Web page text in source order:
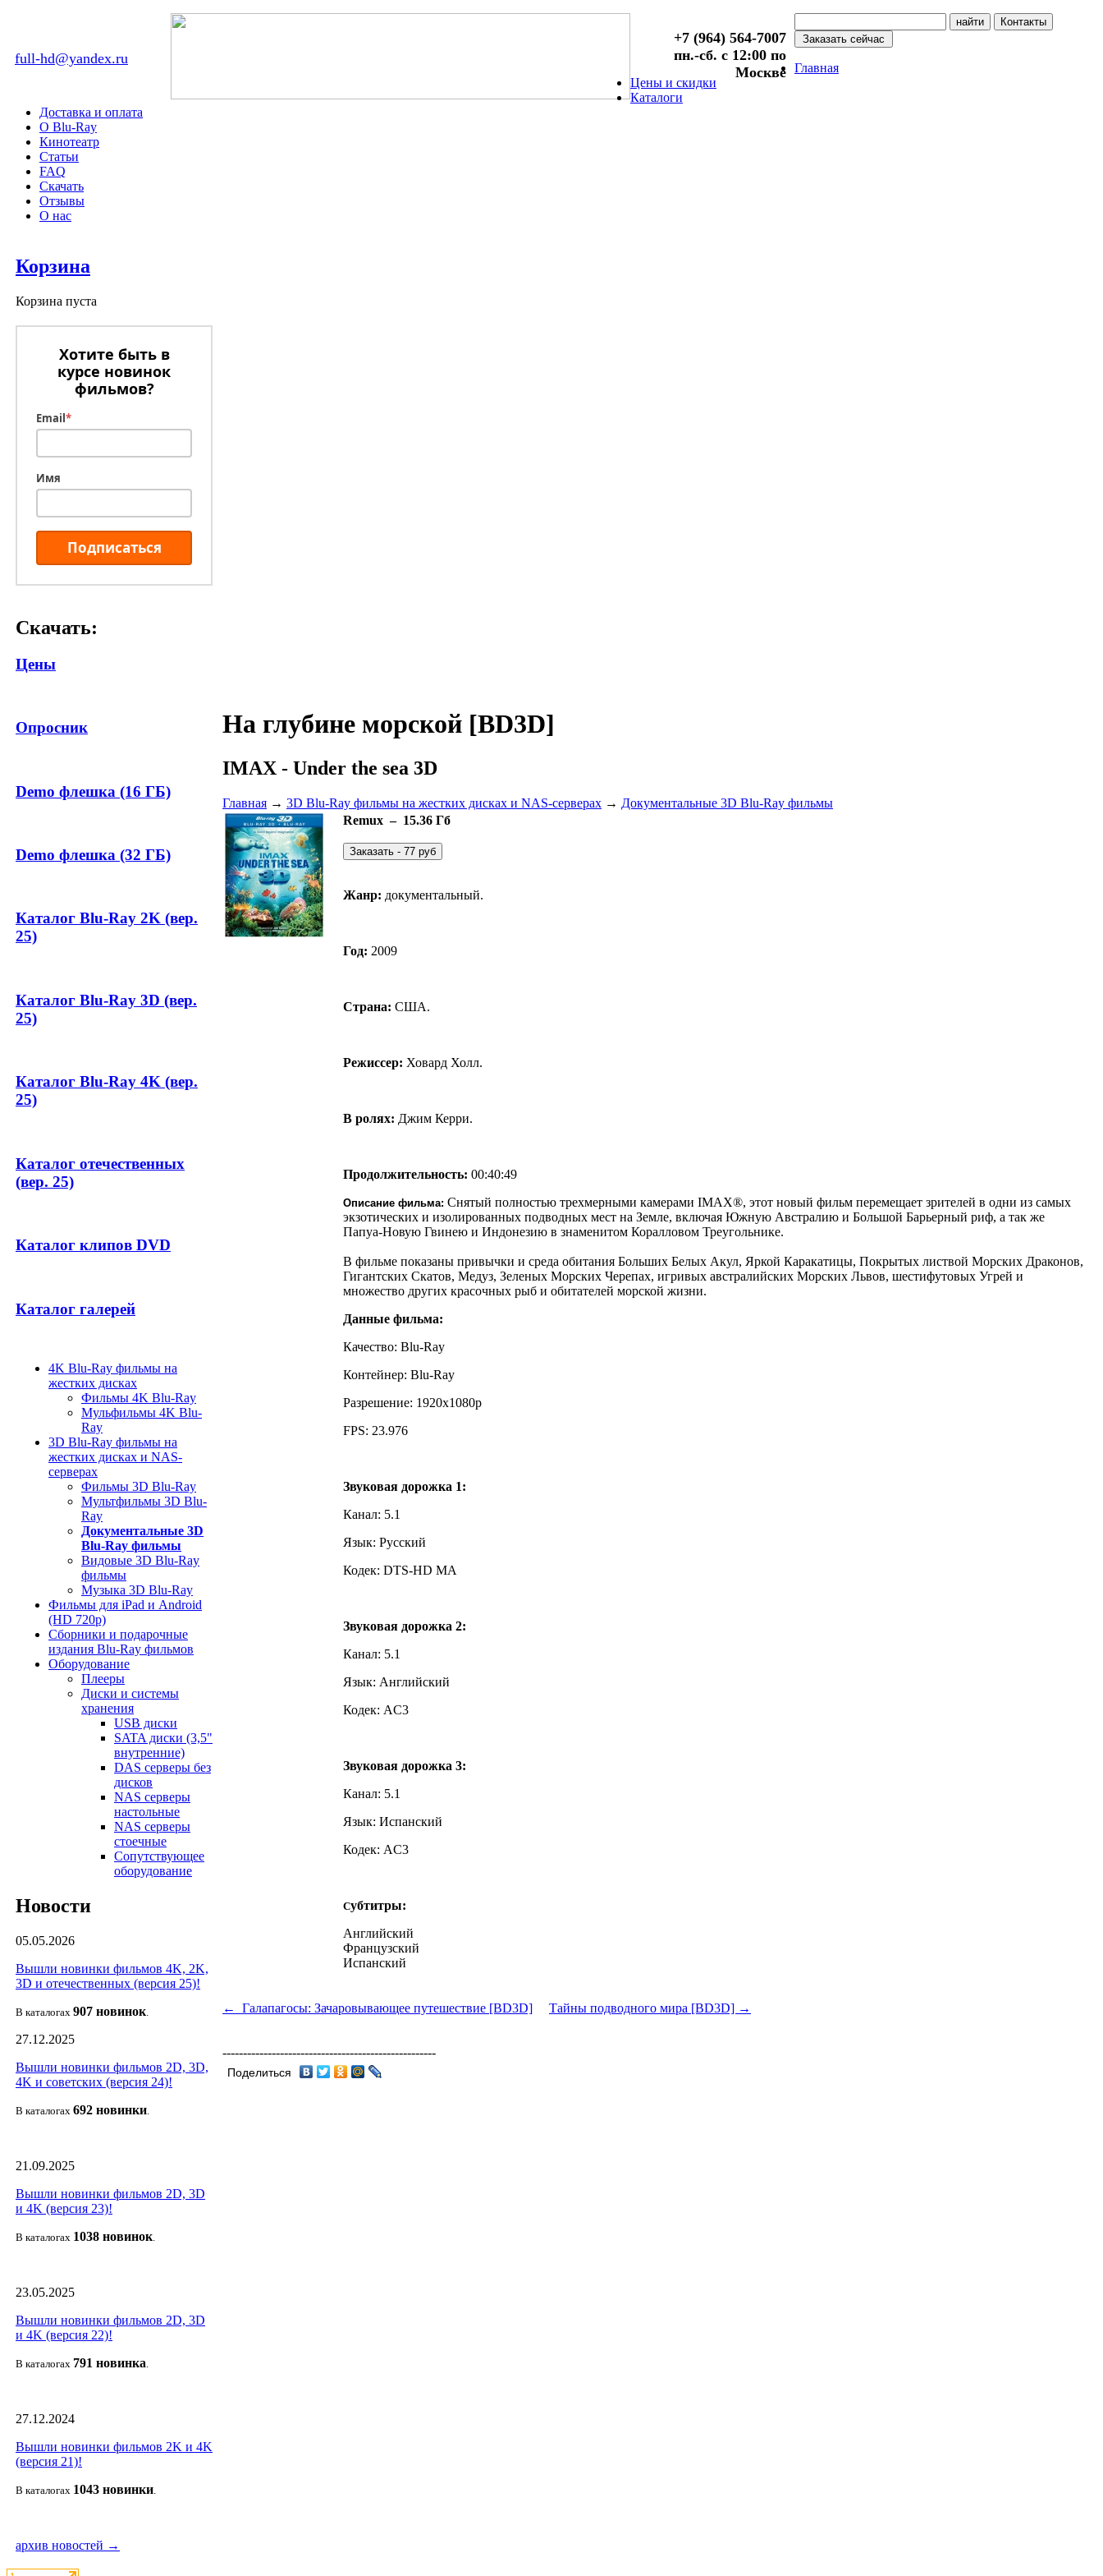
full-hd@yandex.ru
+7 (964) 564-7007
пн.-сб. с 12:00 по
Москве Главная
Цены и скидки
Каталоги
Доставка и оплата
О Blu-Ray
Кинотеатр
Статьи
FAQ
Скачать
Отзывы
О нас
Корзина
Корзина пуста
Хотите быть в
курсе новинок
фильмов?
Email*
Имя
Подписаться
Скачать:
Цены
Опросник
Demo флешка (16 ГБ)
Demo флешка (32 ГБ)
Каталог Blu-Ray 2K (вер.
25)
Каталог Blu-Ray 3D (вер.
25)
Каталог Blu-Ray 4K (вер.
25)
Каталог отечественных
(вер. 25)
Каталог клипов DVD
Каталог галерей
4K Blu-Ray фильмы на
жестких дисках
Фильмы 4K Blu-Ray
Мульфильмы 4K Blu-
Ray
3D Blu-Ray фильмы на
жестких дисках и NAS-
серверах
Фильмы 3D Blu-Ray
Мультфильмы 3D Blu-
Ray
Документальные 3D
Blu-Ray фильмы
Видовые 3D Blu-Ray
фильмы
Музыка 3D Blu-Ray
Фильмы для iPad и Android
(HD 720p)
Сборники и подарочные
издания Blu-Ray фильмов
Оборудование
Плееры
Диски и системы
хранения
USB диски
SATA диски (3,5"
внутренние)
DAS серверы без
дисков
NAS серверы
настольные
NAS серверы
стоечные
Сопутствующее
оборудование
Новости
05.05.2026
Вышли новинки фильмов 4K, 2K,
3D и отечественных (версия 25)!
В каталогах 907 новинок.
27.12.2025
Вышли новинки фильмов 2D, 3D,
4K и советских (версия 24)!
В каталогах 692 новинки.
21.09.2025
Вышли новинки фильмов 2D, 3D
и 4K (версия 23)!
В каталогах 1038 новинок.
23.05.2025
Вышли новинки фильмов 2D, 3D
и 4K (версия 22)!
В каталогах 791 новинка.
27.12.2024
Вышли новинки фильмов 2K и 4K
(версия 21)!
В каталогах 1043 новинки.
архив новостей →
На глубине морской [BD3D]
IMAX - Under the sea 3D
Главная → 3D Blu-Ray фильмы на жестких дисках и NAS-серверах → Документальные 3D Blu-Ray фильмы
Remux – 15.36 Гб
Жанр: документальный.
Год: 2009
Страна: США.
Режиссер: Ховард Холл.
В ролях: Джим Керри.
Продолжительность: 00:40:49
Описание фильма: Снятый полностью трехмерными камерами IMAX®, этот новый фильм перемещает зрителей в одни из самых
экзотических и изолированных подводных мест на Земле, включая Южную Австралию и Большой Барьерный риф, а так же
Папуа-Новую Гвинею и Индонезию в знаменитом Коралловом Треугольнике.
В фильме показаны привычки и среда обитания Больших Белых Акул, Яркой Каракатицы, Покрытых листвой Морских Драконов,
Гигантских Скатов, Медуз, Зеленых Морских Черепах, игривых австралийских Морских Львов, шестифутовых Угрей и
множество других красочных рыб и обитателей морской жизни.
Данные фильма:
Качество: Blu-Ray
Контейнер: Blu-Ray
Разрешение: 1920x1080p
FPS: 23.976
Звуковая дорожка 1:
Канал: 5.1
Язык: Русский
Кодек: DTS-HD MA
Звуковая дорожка 2:
Канал: 5.1
Язык: Английский
Кодек: AC3
Звуковая дорожка 3:
Канал: 5.1
Язык: Испанский
Кодек: AC3
Субтитры:
Английский
Французский
Испанский
← Галапагосы: Зачаровывающее путешествие [BD3D] Тайны подводного мира [BD3D] →
----------------------------------------------------
Поделиться